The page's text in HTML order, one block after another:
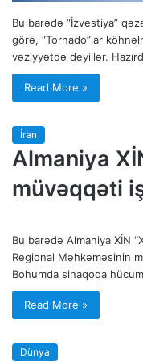
Bu barədə “İzvestiya”
görə, “Tornado”lar
vəziyyətdə deyillər.
Read More »
İran
Almaniya
müvəqqəti
Bu barədə Almaniya XİN
Regional Məhkəməsinin
Bohumda sinaqoqa
Read More »
Dünya